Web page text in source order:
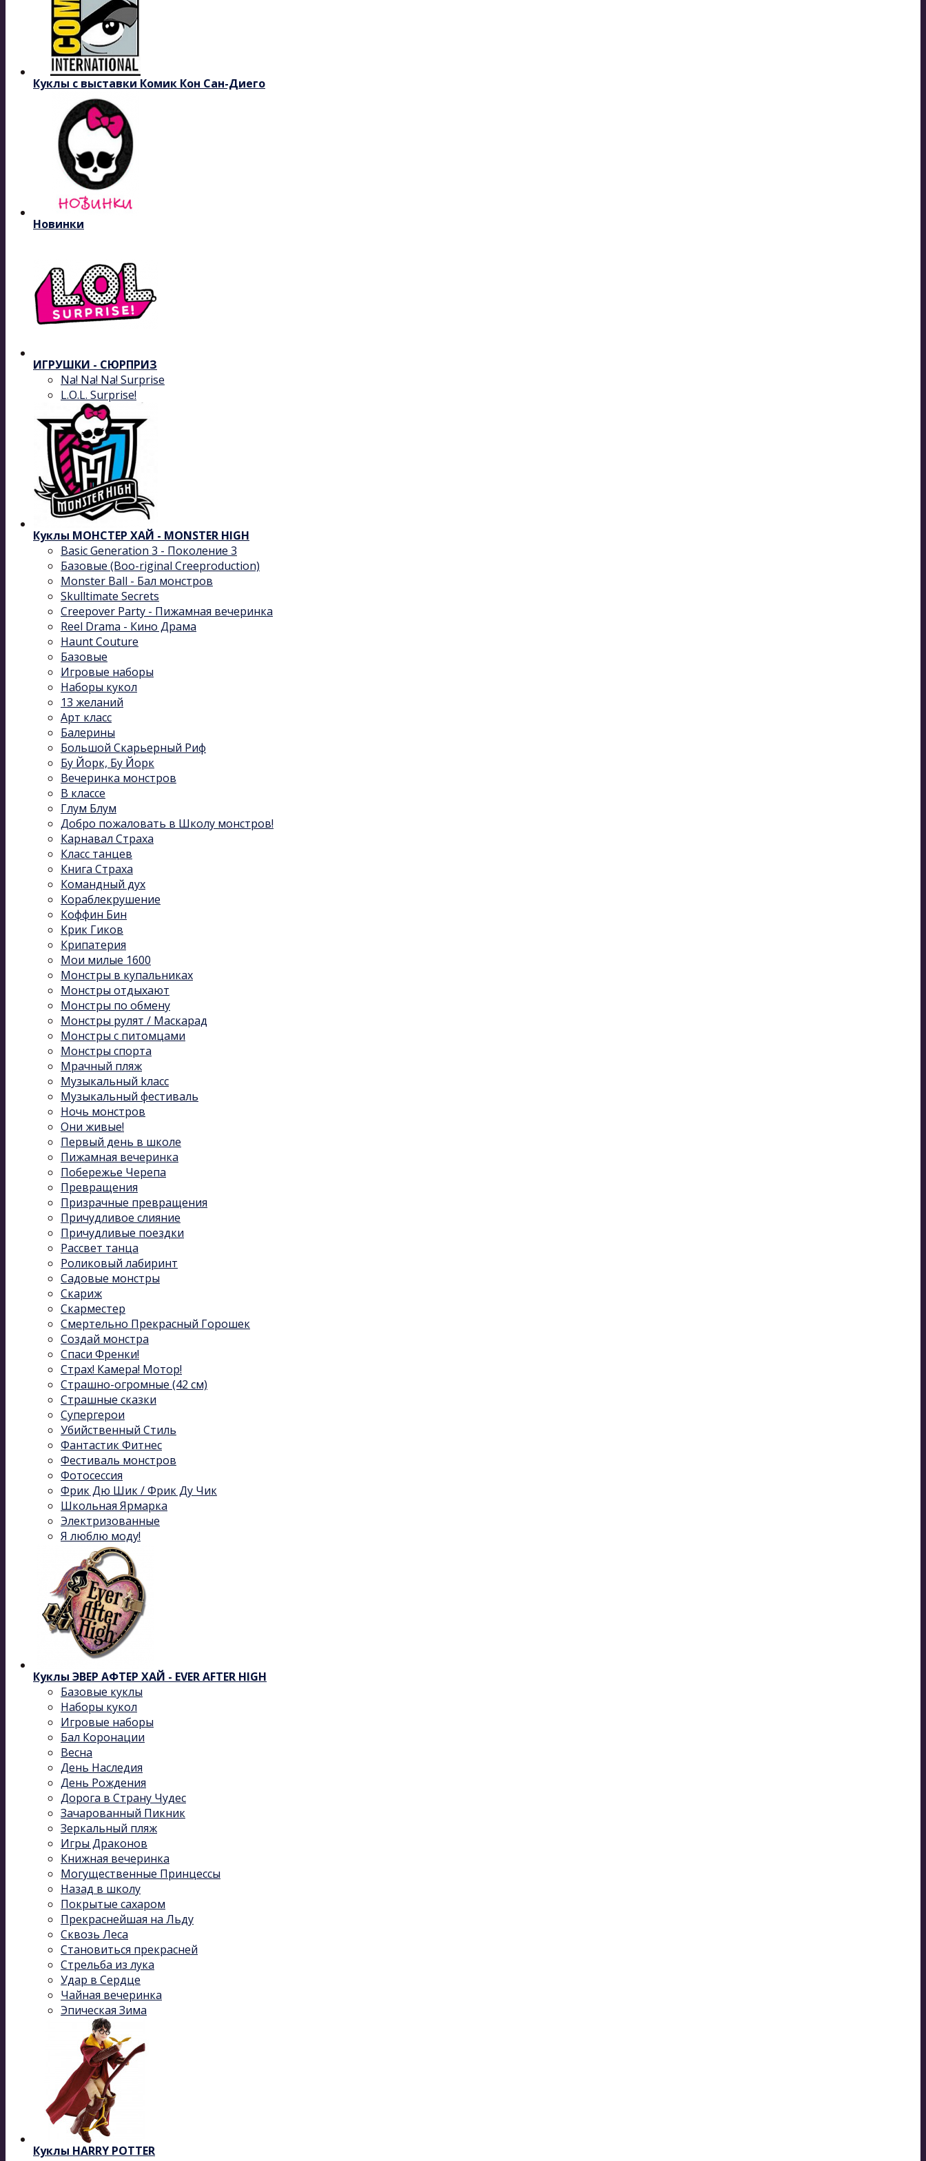
Куклы с выставки Комик Кон Сан-Диего
Новинки
ИГРУШКИ - СЮРПРИЗ
Na! Na! Na! Surprise
L.O.L. Surprise!
Куклы МОНСТЕР ХАЙ - MONSTER HIGH
Basic Generation 3 - Поколение 3
Базовые (Boo-riginal Creeproduction)
Monster Ball - Бал монстров
Skulltimate Secrets
Creepover Party - Пижамная вечеринка
Reel Drama - Кино Драма
Haunt Couture
Базовые
Игровые наборы
Наборы кукол
13 желаний
Арт класс
Балерины
Большой Скарьерный Риф
Бу Йорк, Бу Йорк
Вечеринка монстров
В классе
Глум Блум
Добро пожаловать в Школу монстров!
Карнавал Cтраха
Класс танцев
Книга Страха
Командный дух
Кораблекрушение
Коффин Бин
Крик Гиков
Крипатерия
Мои милые 1600
Монстры в купальниках
Монстры отдыхают
Монстры по обмену
Монстры рулят / Маскарад
Монстры с питомцами
Монстры спорта
Мрачный пляж
Музыкальный kласс
Музыкальный фестиваль
Ночь монстров
Они живые!
Первый день в школе
Пижамная вечеринка
Побережье Черепа
Превращения
Призрачные превращения
Причудливое слияние
Причудливые поездки
Рассвет танца
Роликовый лабиринт
Садовые монстры
Скариж
Скарместер
Смертельно Прекрасный Горошек
Создай монстра
Спаси Френки!
Страх! Камера! Мотор!
Страшно-огромные (42 см)
Страшные сказки
Супергерои
Убийственный Стиль
Фантастик Фитнес
Фестиваль монстров
Фотосессия
Фрик Дю Шик / Фрик Ду Чик
Школьная Ярмарка
Электризованные
Я люблю моду!
Куклы ЭВЕР АФТЕР ХАЙ - EVER AFTER HIGH
Базовые куклы
Наборы кукол
Игровые наборы
Бал Коронации
Весна
День Наследия
День Рождения
Дорога в Страну Чудес
Зачарованный Пикник
Зеркальный пляж
Игры Драконов
Книжная вечеринка
Могущественные Принцессы
Назад в школу
Покрытые сахаром
Прекраснейшая на Льду
Сквозь Леса
Становиться прекрасней
Стрельба из лука
Удар в Сердце
Чайная вечеринка
Эпическая Зима
Куклы HARRY POTTER